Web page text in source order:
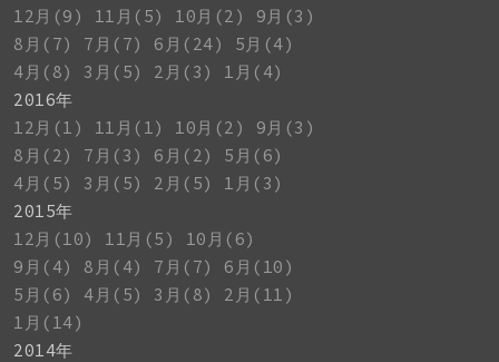
12月(9)
11月(5) 10月(2)
9月(3)
8月(7)
7月(7) 6月(24)
5月(4)
4月(8)
3月(5) 2月(3)
1月(4)
2016年
12月(1)
11月(1) 10月(2)
9月(3)
8月(2)
7月(3) 6月(2)
5月(6)
4月(5)
3月(5) 2月(5)
1月(3)
2015年
12月(10)
11月(5)
10月(6)
9月(4)
8月(4) 7月(7)
6月(10)
5月(6)
4月(5) 3月(8)
2月(11)
1月(14)
2014年